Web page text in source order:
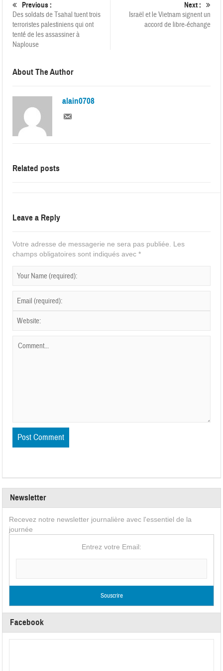
Previous :
Des soldats de Tsahal tuent trois
terroristes palestiniens qui ont
tenté de les assassiner à
Naplouse
Next :
Israël et le Vietnam signent un
accord de libre-échange
About The Author
alain0708
Related posts
Leave a Reply
Votre adresse de messagerie ne sera pas publiée. Les
champs obligatoires sont indiqués avec*
Newsletter
Recevez notre newsletter journalière avec l'essentiel de la
journée
Entrez votre Email:
Facebook